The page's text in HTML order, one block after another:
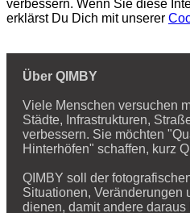
verbessern. Wenn Sie diese
erklärst Du Dich mit unserer
Über QIMBY
Viele Menschen versuchen
Städte, Infrastrukturen,
verbessern. Sie möchten
Hinterhöfen" schaffen, kurz
QIMBY soll der
Situationen, Veränderungen
dienen, damit andere daraus